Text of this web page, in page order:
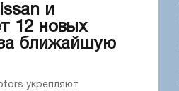
и
12 новых
ближайшую
укрепляют